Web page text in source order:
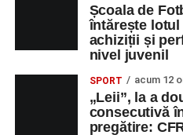
SĂNĂTATE FORTE
VALIDARE
DATE
ȘEF BIROU
TEHNIC
Școala de
întărește lotul
achiziții și
nivel juvenil
SPORT acum 12
„Leii”, la a
consecutivă
pregătire: